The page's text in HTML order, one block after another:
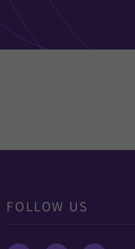
FOLLOW US